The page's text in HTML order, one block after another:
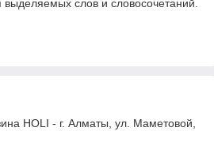
выделяемых слов и словосочетаний.
HOLI - г. Алматы, ул. Маметовой,